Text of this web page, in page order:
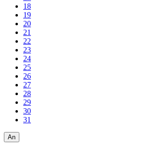
18
19
20
21
22
23
24
25
26
27
28
29
30
31
An